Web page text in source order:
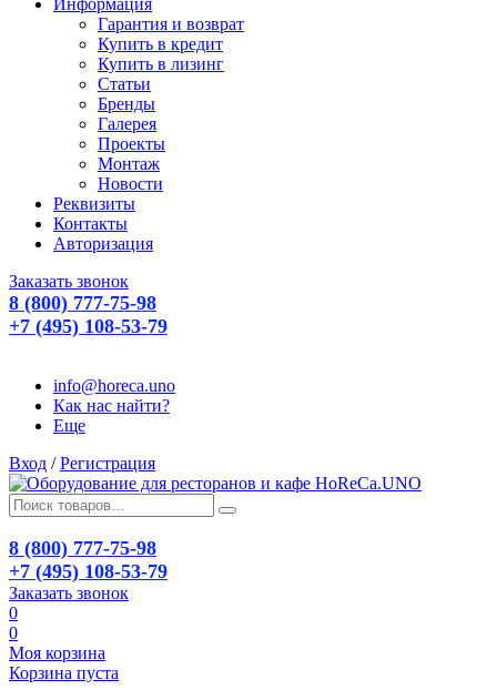
Информация
Гарантия и возврат
Купить в кредит
Купить в лизинг
Статьи
Бренды
Галерея
Проекты
Монтаж
Новости
Реквизиты
Контакты
Авторизация
Заказать звонок
8 (800) 777-75-98
+7 (495) 108-53-79
info@horeca.uno
Как нас найти?
Еще
Вход / Регистрация
8 (800) 777-75-98
+7 (495) 108-53-79
Заказать звонок
0
0
Моя корзина
Корзина пуста